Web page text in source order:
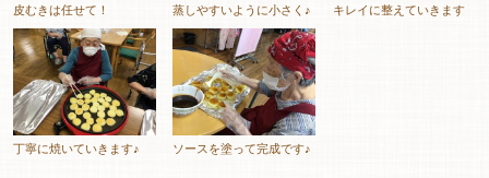
皮むきは任せて！ 蒸しやすいように小さく♪ キレイに整えていきます
丁寧に焼いていきます♪ ソースを塗って完成です♪